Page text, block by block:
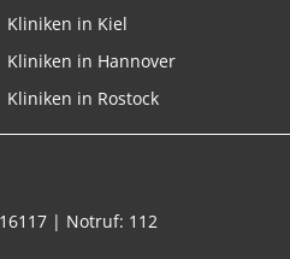
Kliniken in Kiel
Kliniken in Hannover
Kliniken in Rostock
| Notruf: 112